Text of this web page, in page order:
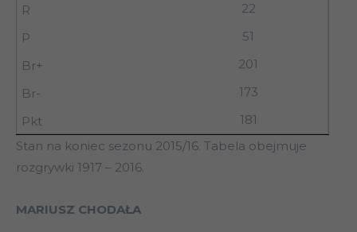
22
51
201
173
181
Stan na koniec sezonu 2015/16. Tabela obejmuje
rozgrywki 1917 – 2016.
MARIUSZ CHODAŁA